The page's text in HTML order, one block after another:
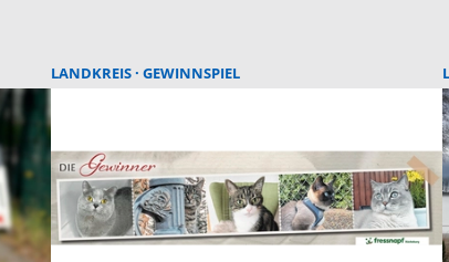
LANDKREIS GEWINNSPIEL